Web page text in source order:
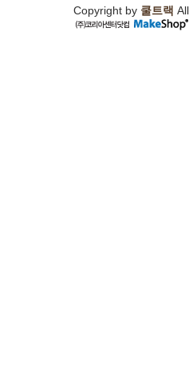
Copyright by 쿨트랙